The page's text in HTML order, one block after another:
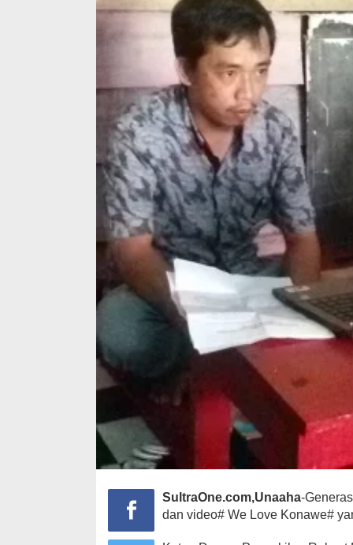
SultraOne.com,Unaaha-
dan video# We Love Konawe#